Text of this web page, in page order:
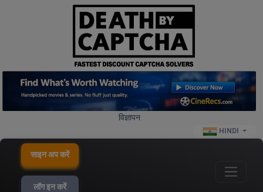
विज्ञापन
HINDI
साइन अप करें
लॉग इन करें